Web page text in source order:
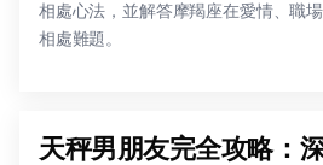
相處心法，並解答摩羯座在愛情、職
相處難題。
天秤男朋友完全攻略：